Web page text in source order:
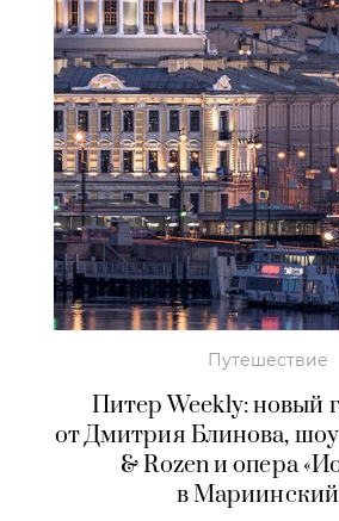
Путешествие
Питер Weekly: новый
от Дмитрия Блинова,
& Rozen и опера
в